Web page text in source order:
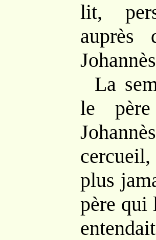
lit,
auprès
La
le
plus
père qui